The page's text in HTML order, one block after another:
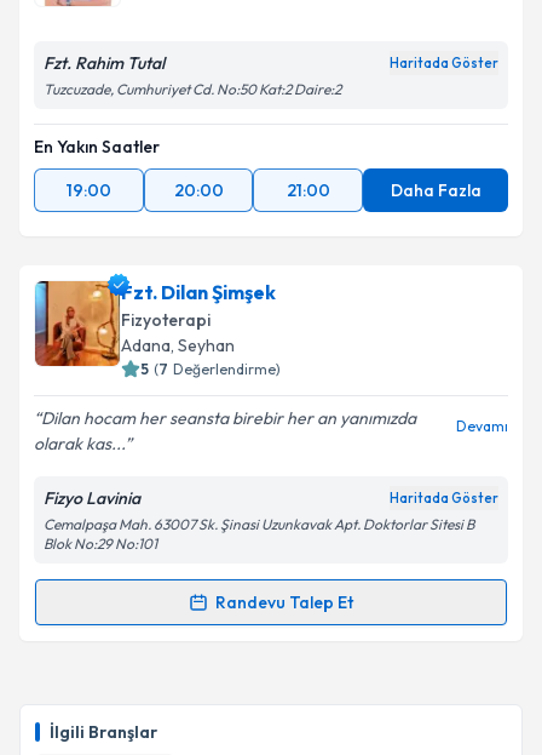
İlgili Branşlar
Kişisel verilerimin işlenmesine ilişkin
Aydınlatma
Metni'ni okudum ve kişisel verilerimin belirtilen
Takvim Talebini Gönder
Fzt. Rahim Tutal Haritada Göster
Tuzcuzade, Cumhuriyet Cd. No:50 Kat:2 Daire:2
En Yakın Saatler
19:00
20:00 21:00 Daha Fazla
Fzt. Dilan Şimşek
Fizyoterapi
Adana, Seyhan
5 (7 Değerlendirme)
Dilan hocam her seansta birebir her an yanımızda
olarak kas...
Devamı
Fizyo Lavinia Haritada Göster
Cemalpaşa Mah. 63007 Sk. Şinasi Uzunkavak Apt. Doktorlar Sitesi B
Blok No:29 No:101
Randevu Talep Et
Randevu Takvimi Talebi
takvim hazırlandığında e-posta ile bilgilendireceğiz.